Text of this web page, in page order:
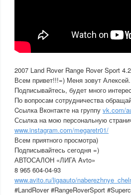
2007 Land Rover Range Rover Sport
Всем привет!!!=) Меня зовут
Подписывайтесь, будет много
По вопросам сотрудничества
Ccылка Вконтакте на группу vk.com/
Ссылка на мою персональную
www.instagram.com/megaretr01/
Всем приятного просмотра)
Подписывайтесь сегодня =)
АВТОСАЛОН «ЛИГА Avto»
8 965 604-04-93
www.avito.ru/ligaauto/
#LandRover #RangeRoverSport